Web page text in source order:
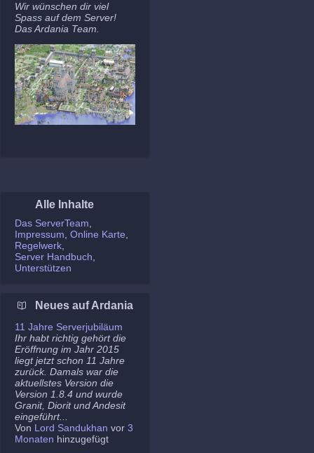
Wir wünschen dir viel
Spass auf dem Server!
Das Ardania Team.
Alle Inhalte
Das ServerTeam
Impressum Online Karte
Regelwerk
Server Handbuch
Unterstützen
Neues auf Ardania
11 Jahre Serverjubiläum
Ihr habt richtig gehört die
Eröffnung im Jahr 2015
liegt jetzt schon 11 Jahre
zurück. Damals war die
aktuellstes Version die
Version 1.8.4 und wurde
Granit, Diorit und Andesit
eingeführt...
Von Lord Sandukhan vor 3
Monaten hinzugefügt